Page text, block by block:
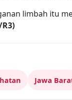
limbah itu
Jawa